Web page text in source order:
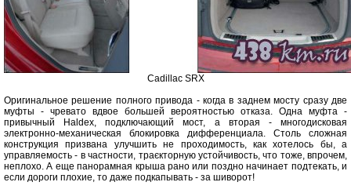
Cadillac SRX
Оригинальное решение полного привода - когда в заднем мосту сразу две
муфты - чревато вдвое большей вероятностью отказа. Одна муфта -
привычный Haldex, подключающий мост, а вторая - многодисковая
электронно-механическая блокировка дифференциала. Столь сложная
конструкция призвана улучшить не проходимость, как хотелось бы, а
управляемость - в частности, траєкторную устойчивость, что тоже, впрочем,
неплохо. А еще панорамная крыша рано или поздно начинает подтекать, и
если дороги плохие, то даже подкапывать - за шиворот!